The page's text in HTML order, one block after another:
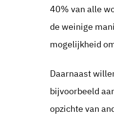
40% van alle
de weinige
mogelijkheid
Daarnaast
bijvoorbeeld
opzichte van